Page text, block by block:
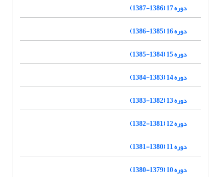
دوره 17 (1386-1387)
دوره 16 (1385-1386)
دوره 15 (1384-1385)
دوره 14 (1383-1384)
دوره 13 (1382-1383)
دوره 12 (1381-1382)
دوره 11 (1380-1381)
دوره 10 (1379-1380)